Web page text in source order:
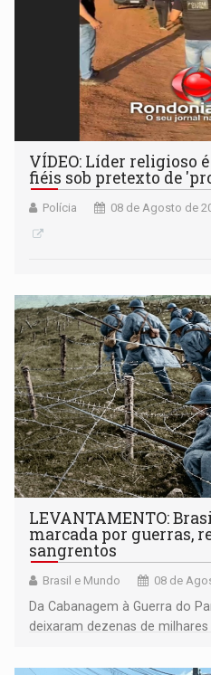
VÍDEO: Líder religioso
fiéis sob pretexto de
Polícia 08 de Agosto de
LEVANTAMENTO:
marcada por guerras,
sangrentos
Brasil e Mundo 08 de
Da Cabanagem à Guerra do
deixaram dezenas de
territoriais e sociais